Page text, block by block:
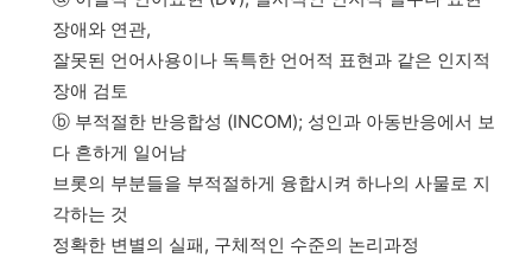
장애와 연관,
잘못된 언어사용이나 독특한 언어적 표현과 같은 인지적
장애 검토
ⓑ 부적절한 반응합성 (INCOM); 성인과 아동반응에서 보
다 흔하게 일어남
브롯의 부분들을 부적절하게 융합시켜 하나의 사물로 지
각하는 것
정확한 변별의 실패, 구체적인 수준의 논리과정